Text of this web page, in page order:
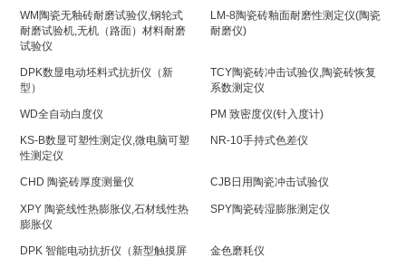
WM陶瓷无釉砖耐磨试验仪,钢轮式
耐磨试验机,无机（路面）材料耐磨
试验仪
LM-8陶瓷砖釉面耐磨性测定仪(陶瓷
耐磨仪)
DPK数显电动坯料式抗折仪（新
型）
TCY陶瓷砖冲击试验仪,陶瓷砖恢复
系数测定仪
WD全自动白度仪 PM 致密度仪(针入度计)
KS-B数显可塑性测定仪,微电脑可塑
性测定仪
NR-10手持式色差仪
CHD 陶瓷砖厚度测量仪 CJB日用陶瓷冲击试验仪
XPY 陶瓷线性热膨胀仪,石材线性热
膨胀仪
SPY陶瓷砖湿膨胀测定仪
DPK 智能电动抗折仪（新型触摸屏
金色磨耗仪